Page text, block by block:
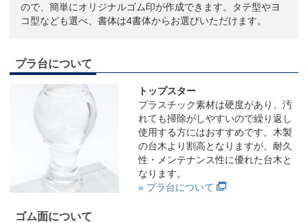
ので、簡単にオリジナルゴム印が作成できます。タテ型やヨ
コ型なども選べ、書体は4書体からお選びいただけます。
プラ台について
トップスター
プラスチック素材は硬度があり、汚
れても掃除がしやすいので繰り返し
使用する方にはおすすめです。木製
の台木より割高となりますが、耐久
性・メンテナンス性に優れた台木と
なります。
» プラ台について
ゴム面について